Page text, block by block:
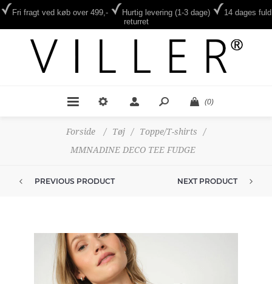
Fri fragt ved køb over 499,- Hurtig levering (1-3 dage)
14 dages fuld
returret
(0)
Forside / Tøj / Toppe/T-shirts
/
MMNADINE DECO TEE FUDGE
PREVIOUS PRODUCT NEXT PRODUCT